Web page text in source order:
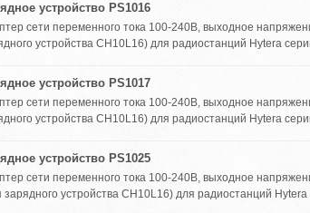
устройство PS1016
сети переменного тока 100-240В, выходное
устройства CH10L16) для радиостанций Hytera
устройство PS1017
сети переменного тока 100-240В, выходное
устройства CH10L16) для радиостанций Hytera
устройство PS1025
сети переменного тока 100-240В, выходное
зарядного устройства CH10L16) для радиостанций